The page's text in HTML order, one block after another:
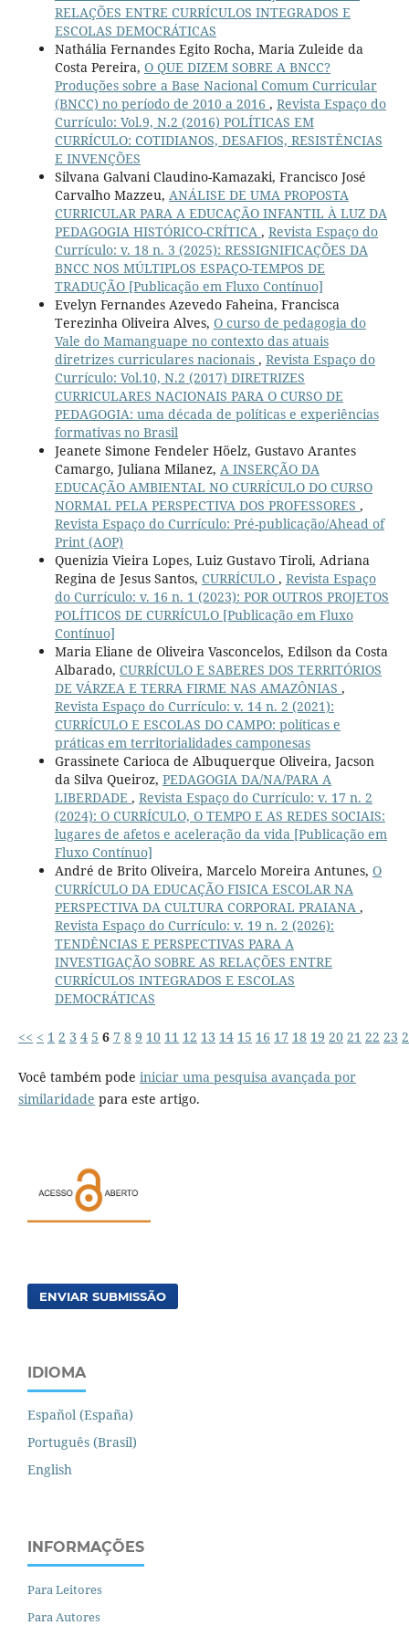
RELAÇÕES ENTRE CURRÍCULOS INTEGRADOS E
ESCOLAS DEMOCRÁTICAS
Nathália Fernandes Egito Rocha, Maria Zuleide da
Costa Pereira, O QUE DIZEM SOBRE A BNCC?
Produções sobre a Base Nacional Comum Curricular
(BNCC) no período de 2010 a 2016 , Revista Espaço do
Currículo: Vol.9, N.2 (2016) POLÍTICAS EM
CURRÍCULO: COTIDIANOS, DESAFIOS, RESISTÊNCIAS
E INVENÇÕES
Silvana Galvani Claudino-Kamazaki, Francisco José
Carvalho Mazzeu, ANÁLISE DE UMA PROPOSTA
CURRICULAR PARA A EDUCAÇÃO INFANTIL À LUZ DA
PEDAGOGIA HISTÓRICO-CRÍTICA , Revista Espaço do
Currículo: v. 18 n. 3 (2025): RESSIGNIFICAÇÕES DA
BNCC NOS MÚLTIPLOS ESPAÇO-TEMPOS DE
TRADUÇÃO [Publicação em Fluxo Contínuo]
Evelyn Fernandes Azevedo Faheina, Francisca
Terezinha Oliveira Alves, O curso de pedagogia do
Vale do Mamanguape no contexto das atuais
diretrizes curriculares nacionais , Revista Espaço do
Currículo: Vol.10, N.2 (2017) DIRETRIZES
CURRICULARES NACIONAIS PARA O CURSO DE
PEDAGOGIA: uma década de políticas e experiências
formativas no Brasil
Jeanete Simone Fendeler Höelz, Gustavo Arantes
Camargo, Juliana Milanez, A INSERÇÃO DA
EDUCAÇÃO AMBIENTAL NO CURRÍCULO DO CURSO
NORMAL PELA PERSPECTIVA DOS PROFESSORES ,
Revista Espaço do Currículo: Pré-publicação/Ahead of
Print (AOP)
Quenizia Vieira Lopes, Luiz Gustavo Tiroli, Adriana
Regina de Jesus Santos, CURRÍCULO , Revista Espaço
do Currículo: v. 16 n. 1 (2023): POR OUTROS PROJETOS
POLÍTICOS DE CURRÍCULO [Publicação em Fluxo
Contínuo]
Maria Eliane de Oliveira Vasconcelos, Edilson da Costa
Albarado, CURRÍCULO E SABERES DOS TERRITÓRIOS
DE VÁRZEA E TERRA FIRME NAS AMAZÔNIAS ,
Revista Espaço do Currículo: v. 14 n. 2 (2021):
CURRÍCULO E ESCOLAS DO CAMPO: políticas e
práticas em territorialidades camponesas
Grassinete Carioca de Albuquerque Oliveira, Jacson
da Silva Queiroz, PEDAGOGIA DA/NA/PARA A
LIBERDADE , Revista Espaço do Currículo: v. 17 n. 2
(2024): O CURRÍCULO, O TEMPO E AS REDES SOCIAIS:
lugares de afetos e aceleração da vida [Publicação em
Fluxo Contínuo]
André de Brito Oliveira, Marcelo Moreira Antunes, O
CURRÍCULO DA EDUCAÇÃO FISICA ESCOLAR NA
PERSPECTIVA DA CULTURA CORPORAL PRAIANA ,
Revista Espaço do Currículo: v. 19 n. 2 (2026):
TENDÊNCIAS E PERSPECTIVAS PARA A
INVESTIGAÇÃO SOBRE AS RELAÇÕES ENTRE
CURRÍCULOS INTEGRADOS E ESCOLAS
DEMOCRÁTICAS
<< < 1 2 3 4 5 6 7 8 9 10 11 12 13 14 15 16 17 18 19 20 21 22 23
Você também pode iniciar uma pesquisa avançada por
similaridade para este artigo.
ENVIAR SUBMISSÃO
IDIOMA
Español (España)
Português (Brasil)
English
INFORMAÇÕES
Para Leitores
Para Autores